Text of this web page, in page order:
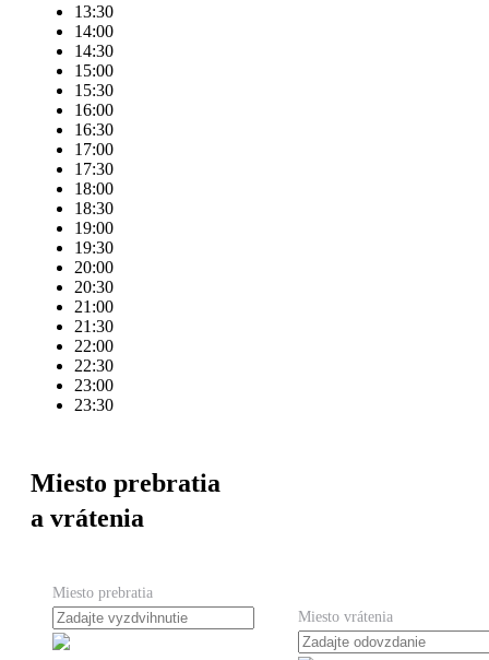
13:30
14:00
14:30
15:00
15:30
16:00
16:30
17:00
17:30
18:00
18:30
19:00
19:30
20:00
20:30
21:00
21:30
22:00
22:30
23:00
23:30
Miesto prebratia
a vrátenia
Miesto prebratia
Miesto vrátenia